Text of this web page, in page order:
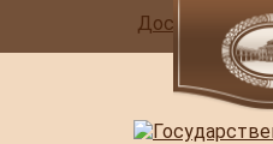
Доступная